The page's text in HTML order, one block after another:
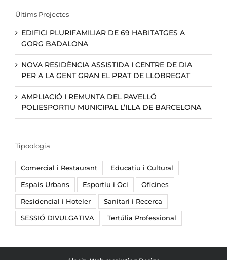
Últims Projectes
EDIFICI PLURIFAMILIAR DE 69 HABITATGES A
GORG BADALONA
NOVA RESIDÈNCIA ASSISTIDA I CENTRE DE DIA
PER A LA GENT GRAN EL PRAT DE LLOBREGAT
AMPLIACIÓ I REMUNTA DEL PAVELLÓ
POLIESPORTIU MUNICIPAL L’ILLA DE BARCELONA
Tipoologia
Comercial i Restaurant Educatiu i Cultural
Espais Urbans Esportiu i Oci Oficines
Residencial i Hoteler Sanitari i Recerca
SESSIÓ DIVULGATIVA Tertúlia Professional